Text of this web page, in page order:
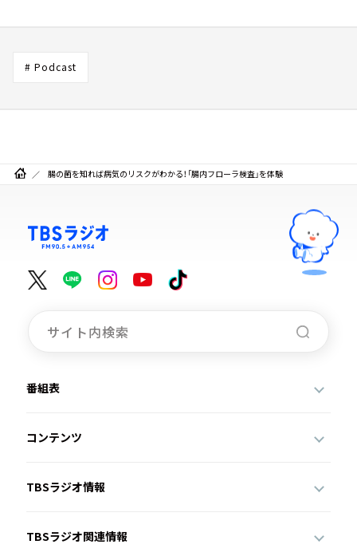
# Podcast
腸の菌を知れば病気のリスクがわかる！「腸内フローラ検査」を体験
番組表
コンテンツ
TBSラジオ情報
TBSラジオ関連情報